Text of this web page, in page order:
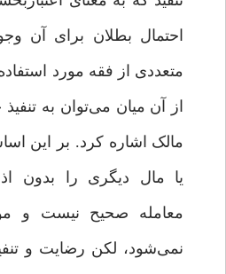
متعددی از فقه مورد
از آن میان می‌توان به
مالک اشاره کرد. بر این
یا مال دیگری را بدون
معامله صحیح نیست و
نمی‌شود، لکن رضایت و